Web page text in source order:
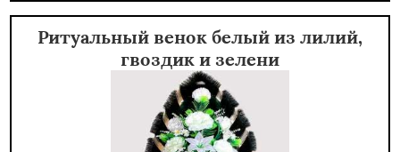
Ритуальный венок белый из лилий,
гвоздик и зелени